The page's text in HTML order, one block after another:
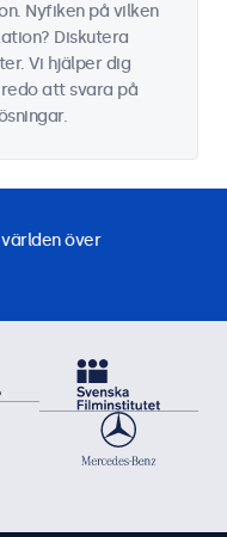
Nyfiken på vilken
Diskutera
Vi hjälper dig
att svara på
över